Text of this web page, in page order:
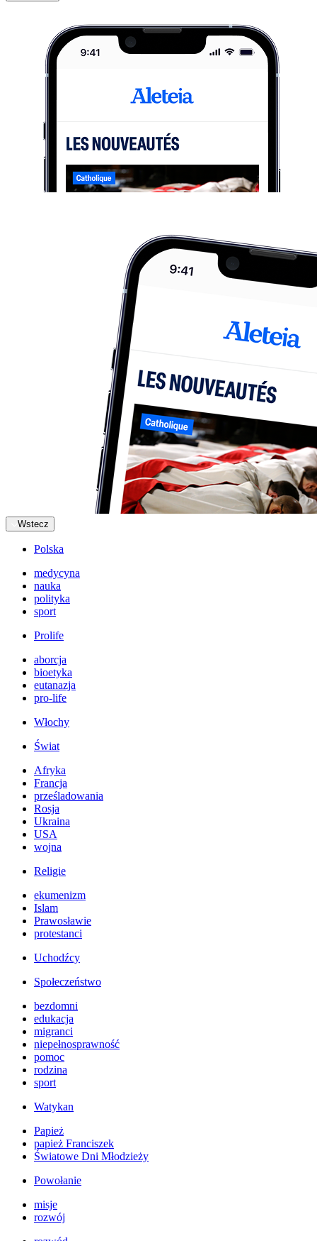
Wstecz
Polska
medycyna
nauka
polityka
sport
Prolife
aborcja
bioetyka
eutanazja
pro-life
Włochy
Świat
Afryka
Francja
prześladowania
Rosja
Ukraina
USA
wojna
Religie
ekumenizm
Islam
Prawosławie
protestanci
Uchodźcy
Społeczeństwo
bezdomni
edukacja
migranci
niepełnosprawność
pomoc
rodzina
sport
Watykan
Papież
papież Franciszek
Światowe Dni Młodzieży
Powołanie
misje
rozwój